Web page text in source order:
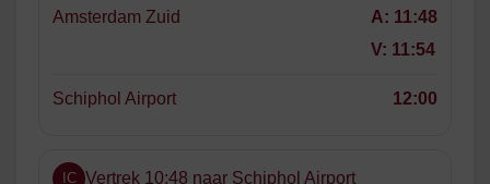
Amsterdam Zuid A: 11:48
V: 11:54
Schiphol Airport 12:00
IC Vertrek 10:48 naar Schiphol Airport